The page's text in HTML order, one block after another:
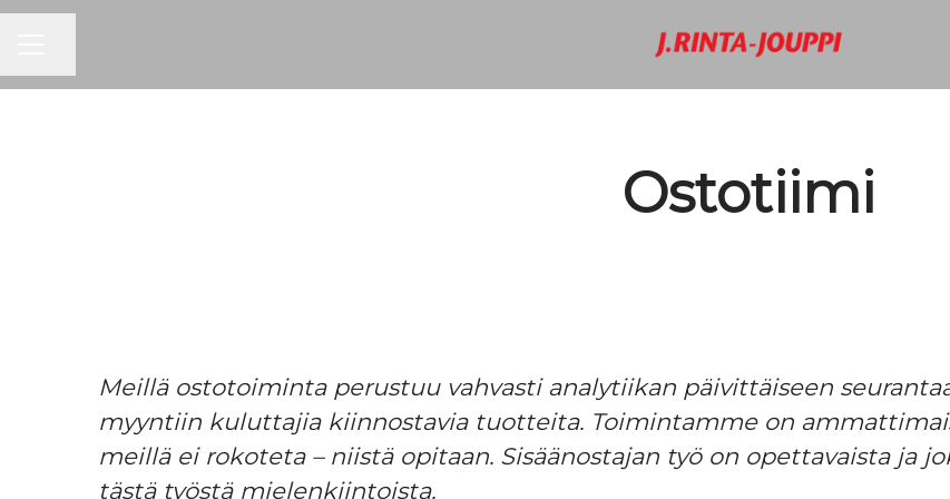
Ostotiimi
Meillä ostotoiminta perustuu vahvasti analytiikan päivittäiseen
myyntiin kuluttajia kiinnostavia tuotteita. Toimintamme on
meillä ei rokoteta – niistä opitaan. Sisäänostajan työ on opettavaista ja
tästä työstä mielenkiintoista.